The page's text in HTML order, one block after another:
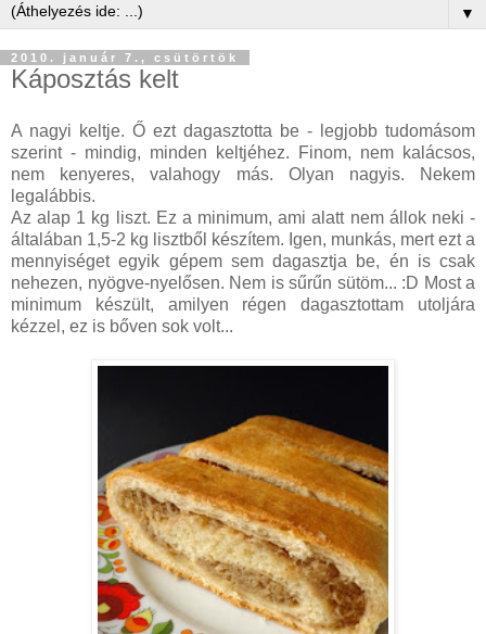
▼
2010. január 7., csütörtök
Káposztás kelt
A nagyi keltje. Ő ezt dagasztotta be - legjobb tudomásom
szerint - mindig, minden keltjéhez. Finom, nem kalácsos,
nem kenyeres, valahogy más. Olyan nagyis. Nekem
legalábbis.
Az alap 1 kg liszt. Ez a minimum, ami alatt nem állok neki -
általában 1,5-2 kg lisztből készítem. Igen, munkás, mert ezt a
mennyiséget egyik gépem sem dagasztja be, én is csak
nehezen, nyögve-nyelősen. Nem is sűrűn sütöm... :D Most a
minimum készült, amilyen régen dagasztottam utoljára
kézzel, ez is bőven sok volt...